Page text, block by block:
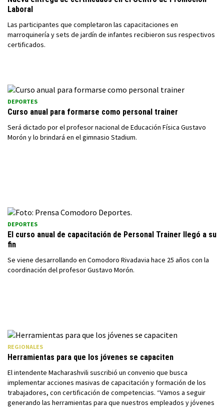
Laboral
Las participantes que completaron las capacitaciones en
marroquinería y sets de jardín de infantes recibieron sus respectivos
certificados.
DEPORTES
Curso anual para formarse como personal trainer
Será dictado por el profesor nacional de Educación Física Gustavo
Morón y lo brindará en el gimnasio Stadium.
DEPORTES
El curso anual de capacitación de Personal Trainer llegó a su
fin
Se viene desarrollando en Comodoro Rivadavia hace 25 años con la
coordinación del profesor Gustavo Morón.
REGIONALES
Herramientas para que los jóvenes se capaciten
El intendente Macharashvili suscribió un convenio que busca
implementar acciones masivas de capacitación y formación de los
trabajadores, con certificación de competencias. “Vamos a seguir
generando las herramientas para que nuestros empleados y jóvenes